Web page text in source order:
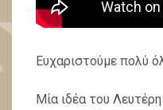
Ευχαριστούμε πολύ
Μία ιδέα του